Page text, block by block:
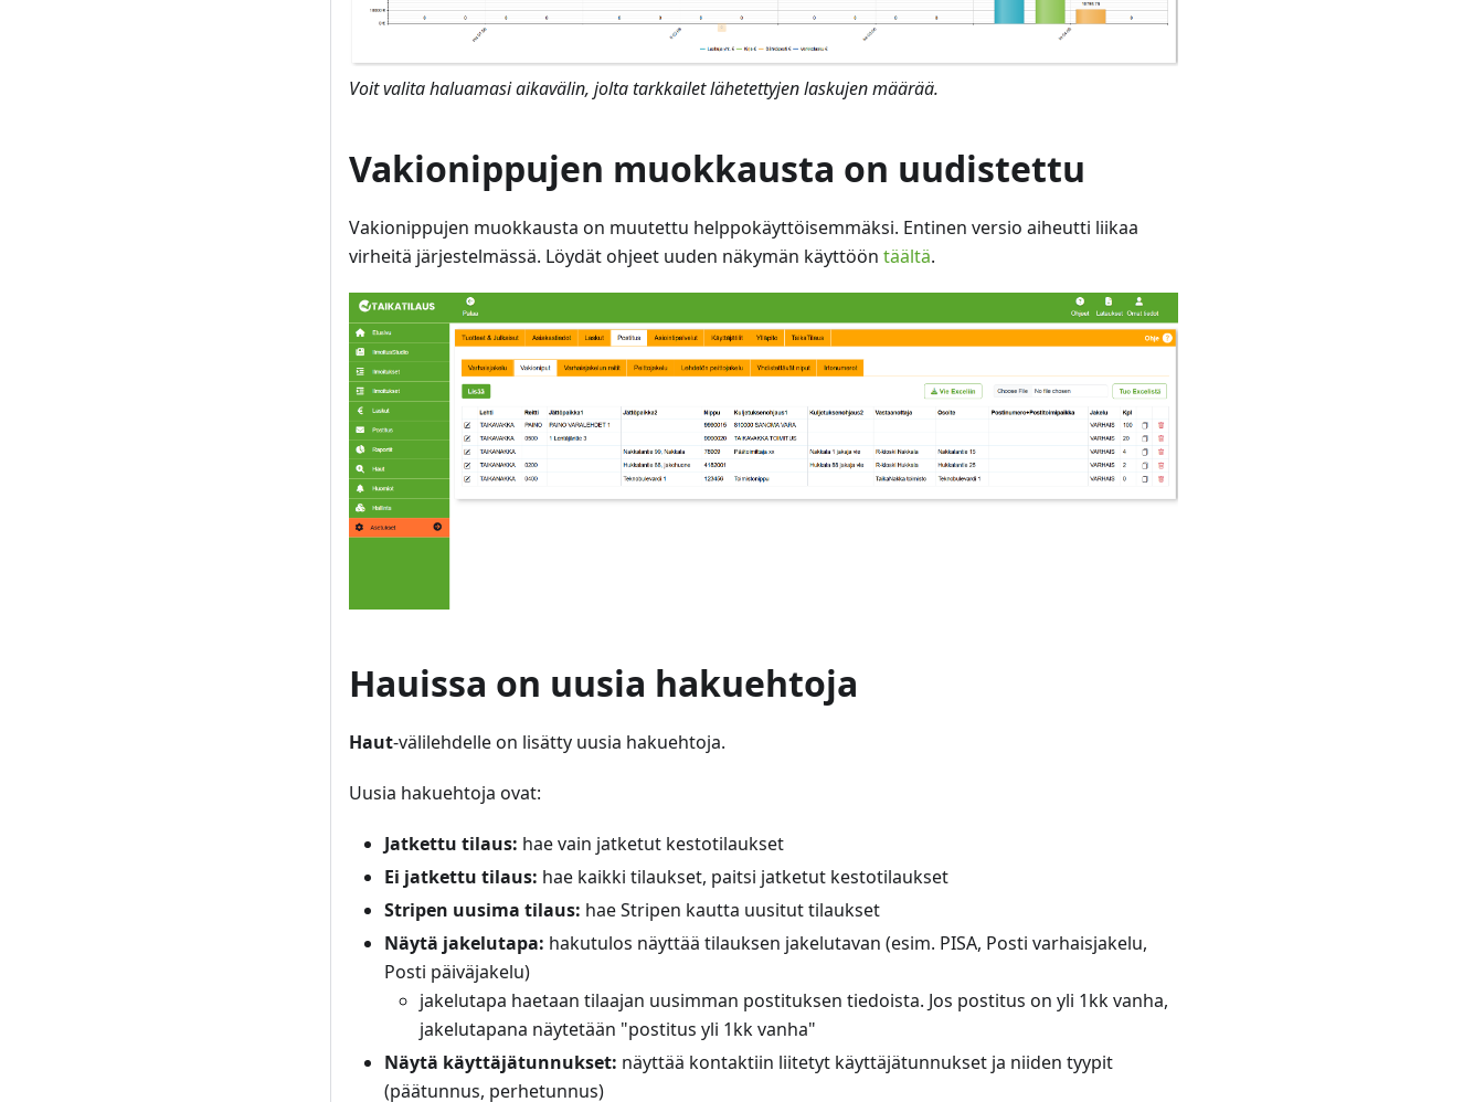
Voit valita haluamasi aikavälin, jolta tarkkailet lähetettyjen laskujen määrää.
Vakionippujen muokkausta on uudistettu
Vakionippujen muokkausta on muutettu helppokäyttöisemmäksi. Entinen versio aiheutti liikaa
virheitä järjestelmässä. Löydät ohjeet uuden näkymän käyttöön täältä.
Hauissa on uusia hakuehtoja
Haut-välilehdelle on lisätty uusia hakuehtoja.
Uusia hakuehtoja ovat:
Jatkettu tilaus: hae vain jatketut kestotilaukset
Ei jatkettu tilaus: hae kaikki tilaukset, paitsi jatketut kestotilaukset
Stripen uusima tilaus: hae Stripen kautta uusitut tilaukset
Näytä jakelutapa: hakutulos näyttää tilauksen jakelutavan (esim. PISA, Posti varhaisjakelu,
Posti päiväjakelu)
jakelutapa haetaan tilaajan uusimman postituksen tiedoista. Jos postitus on yli 1kk vanha,
jakelutapana näytetään "postitus yli 1kk vanha"
Näytä käyttäjätunnukset: näyttää kontaktiin liitetyt käyttäjätunnukset ja niiden tyypit
(päätunnus, perhetunnus)